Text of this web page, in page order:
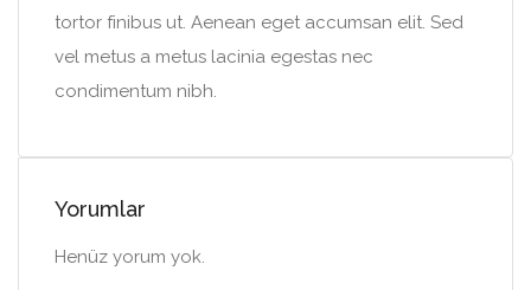
tortor finibus ut. Aenean eget accumsan elit. Sed
vel metus a metus lacinia egestas nec
condimentum nibh.
Yorumlar
Henüz yorum yok.